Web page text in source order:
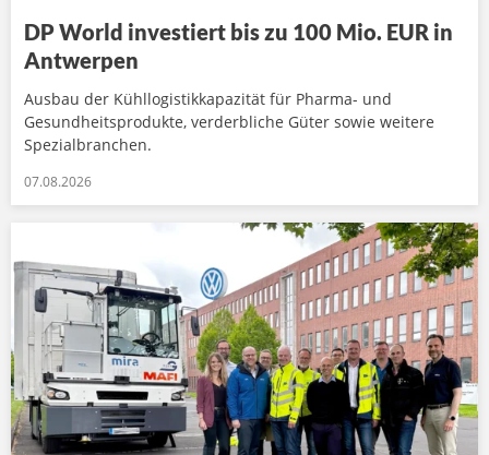
DP World investiert bis zu 100 Mio. EUR in
Antwerpen
Ausbau der Kühllogistikkapazität für Pharma- und
Gesundheitsprodukte, verderbliche Güter sowie weitere
Spezialbranchen.
07.08.2026